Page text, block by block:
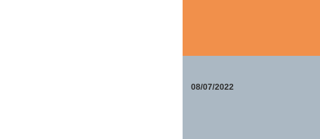
08/07/2022